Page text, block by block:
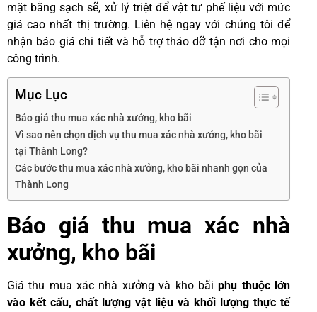
mặt bằng sạch sẽ, xử lý triệt để vật tư phế liệu với mức
giá cao nhất thị trường. Liên hệ ngay với chúng tôi để
nhận báo giá chi tiết và hỗ trợ tháo dỡ tận nơi cho mọi
công trình.
Mục Lục
Báo giá thu mua xác nhà xưởng, kho bãi
Vì sao nên chọn dịch vụ thu mua xác nhà xưởng, kho bãi
tại Thành Long?
Các bước thu mua xác nhà xưởng, kho bãi nhanh gọn của
Thành Long
Báo giá thu mua xác nhà
xưởng, kho bãi
Giá thu mua xác nhà xưởng và kho bãiphụ thuộc lớn
vào kết cấu, chất lượng vật liệu và khối lượng thực tế